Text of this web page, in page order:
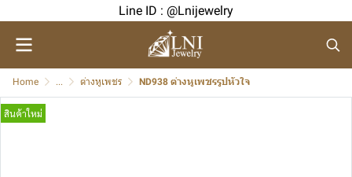
Line ID : @Lnijewelry
Home ... ต่างหูเพชร ND938 ต่างหูเพชรรูปหัวใจ
สินค้าใหม่